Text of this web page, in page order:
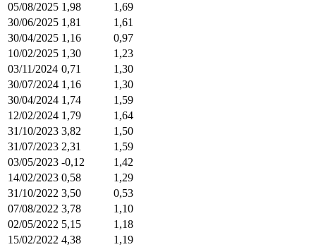
05/08/2025 1,98
1,69
30/06/2025 1,81
1,61
30/04/2025 1,16
0,97
10/02/2025 1,30
1,23
03/11/2024 0,71
1,30
30/07/2024 1,16
1,30
30/04/2024 1,74
1,59
12/02/2024 1,79
1,64
31/10/2023 3,82
1,50
31/07/2023 2,31
1,59
03/05/2023 -0,12
1,42
14/02/2023 0,58
1,29
31/10/2022 3,50
0,53
07/08/2022 3,78
1,10
02/05/2022 5,15
1,18
15/02/2022 4,38
1,19